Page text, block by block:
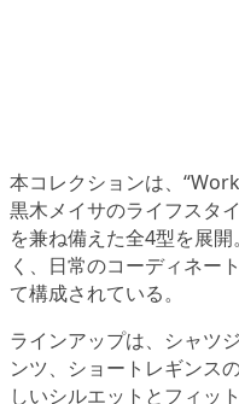
本コレクションは、
黒木メイサのライフスタ
を兼ね備えた全4型を展
く、日常のコーディネー
て構成されている。
ラインアップは、シャツ
ンツ、ショートレギンス
しいシルエットとフィッ